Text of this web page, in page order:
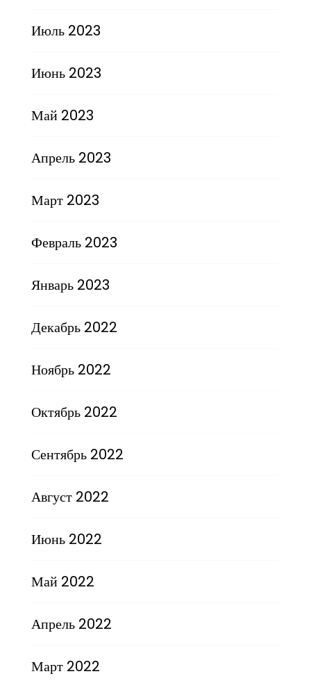
Июль 2023
Июнь 2023
Май 2023
Апрель 2023
Март 2023
Февраль 2023
Январь 2023
Декабрь 2022
Ноябрь 2022
Октябрь 2022
Сентябрь 2022
Август 2022
Июнь 2022
Май 2022
Апрель 2022
Март 2022